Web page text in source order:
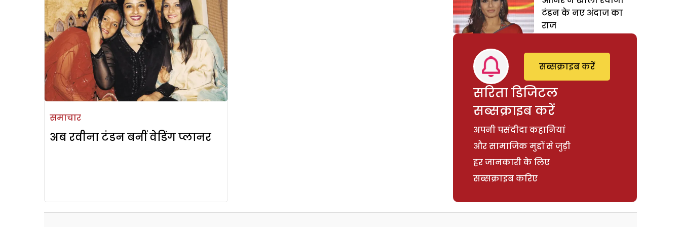
समाचार
अब रवीना टंडन बनीं वेडिंग प्लानर
टंडन के नए अंदाज का
राज
सरिता डिजिटल
सब्सक्राइब करें
अपनी पसंदीदा कहानियां
और सामाजिक मुद्दों से जुड़ी
हर जानकारी के लिए
सब्सक्राइब करिए
सब्सक्राइब करें